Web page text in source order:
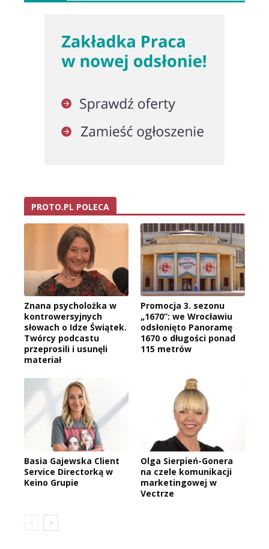
PROTO.PL POLECA
Znana psycholożka w
kontrowersyjnych
słowach o Idze Świątek.
Twórcy podcastu
przeprosili i usunęli
materiał
Promocja 3. sezonu
„1670”: we Wrocławiu
odsłonięto Panoramę
1670 o długości ponad
115 metrów
Basia Gajewska Client
Service Directorką w
Keino Grupie
Olga Sierpień-Gonera
na czele komunikacji
marketingowej w
Vectrze